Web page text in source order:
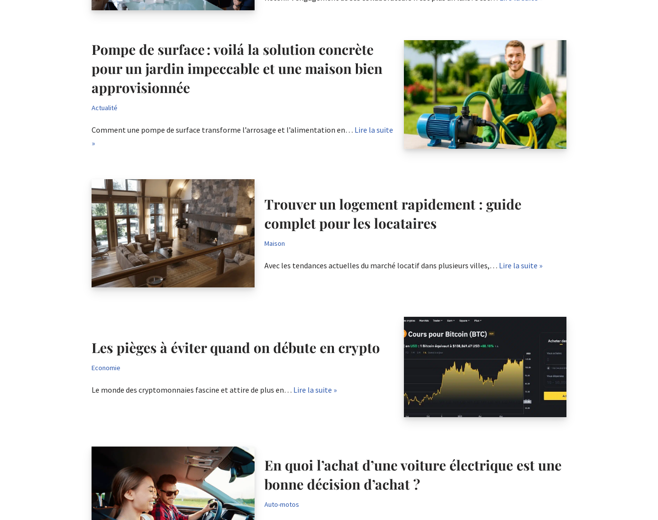
Pompe de surface : voilá la solution concrète
pour un jardin impeccable et une maison bien
approvisionnée
Actualité
Comment une pompe de surface transforme l’arrosage et l’alimentation en… Lire la suite
»
Trouver un logement rapidement : guide
complet pour les locataires
Maison
Avec les tendances actuelles du marché locatif dans plusieurs villes,… Lire la suite »
Les pièges à éviter quand on débute en crypto
Economie
Le monde des cryptomonnaies fascine et attire de plus en… Lire la suite »
En quoi l’achat d’une voiture électrique est une
bonne décision d’achat ?
Auto-motos